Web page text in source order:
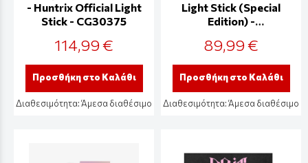
- Huntrix Official Light
Stick - CG30375
114,99 €
Προσθήκη στο Καλάθι
Διαθεσιμότητα:Άμεσα διαθέσιμο
Light Stick (Special
Edition) -
89,99 €
Προσθήκη στο Καλάθι
Διαθεσιμότητα:Άμεσα διαθέσιμο